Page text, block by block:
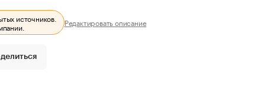
источников.
Редактировать описание